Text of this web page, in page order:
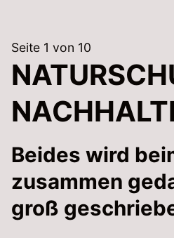
Seite 1 von 10
Beides wird
zusammen
groß